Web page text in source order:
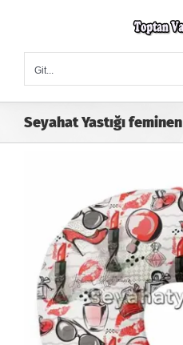
Git...
Seyahat Yastığı feminen